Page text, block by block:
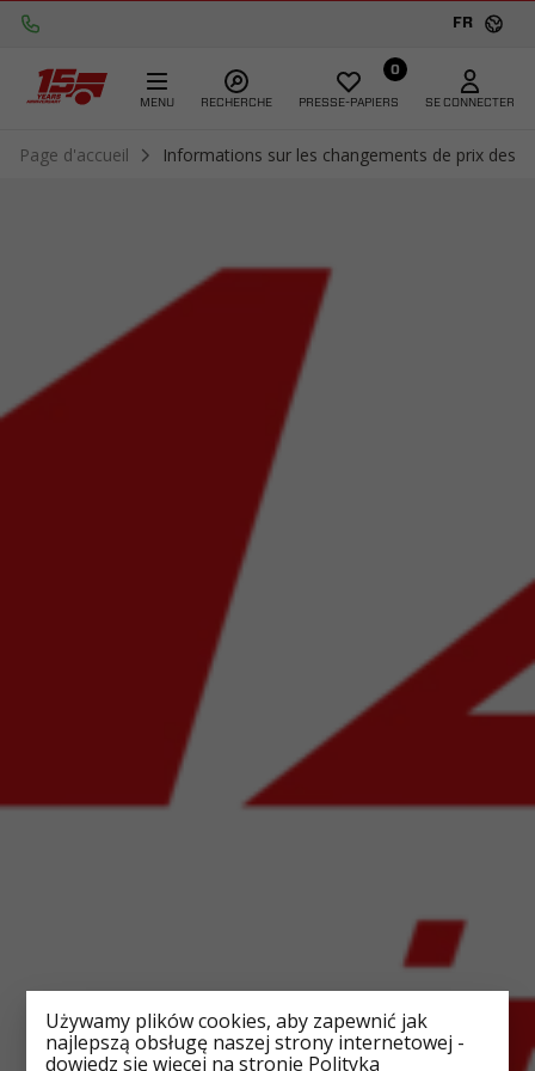
FR
MENU RECHERCHE
0
PRESSE-PAPIERS SE CONNECTER
Page d'accueil Informations sur les changements de prix des
Używamy plików cookies, aby zapewnić jak
najlepszą obsługę naszej strony internetowej -
dowiedz się więcej na stronie Polityka